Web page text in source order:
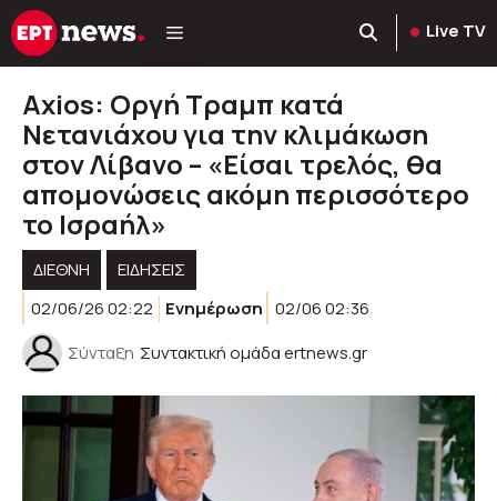
Μετάβαση
σε
Live TV
Axios: Οργή Τραμπ κατά
Νετανιάχου για την κλιμάκωση
στον Λίβανο – «Είσαι τρελός, θα
απομονώσεις ακόμη περισσότερο
το Ισραήλ»
ΔΙΕΘΝΉ
ΕΙΔΗΣΕΙΣ
02/06/26 02:22
Ενημέρωση 02/06 02:36
Σύνταξη Συντακτική ομάδα ertnews.gr